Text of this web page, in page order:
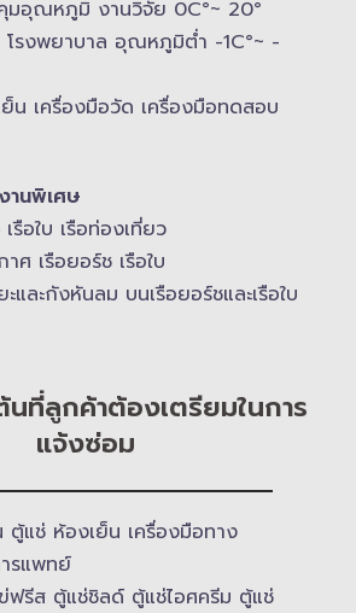
ม​อุณหภูมิ​ งานวิจัย 0C°~ 20°
รงพยาบาล อุณหภูมิ​ต่ำ -​1C°~ -​
น เครื่องมือวัด เครื่องมือทดสอบ
านพิเศษ
รือใบ เรือท่องเที่ยว
ศ เรือยอร์ช เรือใบ
และกังหันลม บนเรือยอร์ช​และเรือใบ
ที่ลูกค้าต้องเตรียมในการ
แจ้งซ่อม
ตู้แช่ ห้องเย็น เครื่องมือทาง
รแพทย์
ฟรีส ตู้แช่ชิลด์ ตู้แช่ไอศครีม ตู้แช่